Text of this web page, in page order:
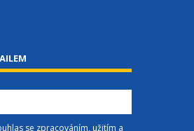
se zpracováním, užitím a